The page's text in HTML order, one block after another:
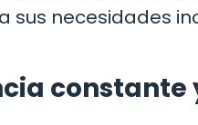
sus necesidades
constante